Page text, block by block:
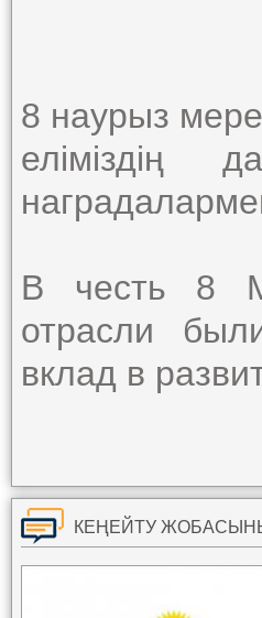
8 наурыз
еліміздің
В честь 8
отрасли
вклад в
КЕҢЕЙТУ